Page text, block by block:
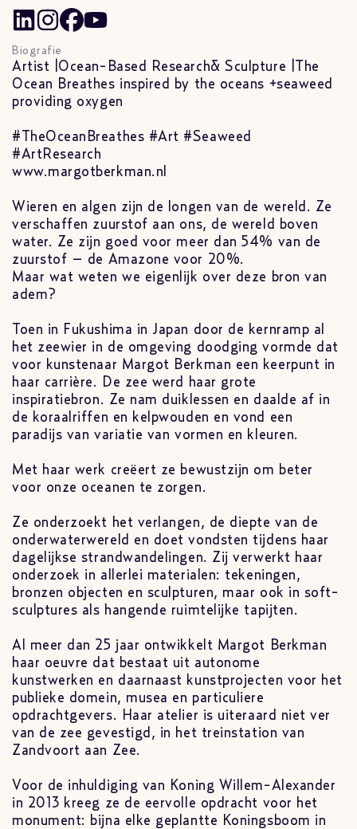
Biografie
Artist |Ocean-Based Research& Sculpture |The
Ocean Breathes inspired by the oceans +seaweed
providing oxygen
#TheOceanBreathes #Art #Seaweed
#ArtResearch
www.margotberkman.nl
Wieren en algen zijn de longen van de wereld. Ze
verschaffen zuurstof aan ons, de wereld boven
water. Ze zijn goed voor meer dan 54% van de
zuurstof – de Amazone voor 20%.
Maar wat weten we eigenlijk over deze bron van
adem?
Toen in Fukushima in Japan door de kernramp al
het zeewier in de omgeving doodging vormde dat
voor kunstenaar Margot Berkman een keerpunt in
haar carrière. De zee werd haar grote
inspiratiebron. Ze nam duiklessen en daalde af in
de koraalriffen en kelpwouden en vond een
paradijs van variatie van vormen en kleuren.
Met haar werk creëert ze bewustzijn om beter
voor onze oceanen te zorgen.
Ze onderzoekt het verlangen, de diepte van de
onderwaterwereld en doet vondsten tijdens haar
dagelijkse strandwandelingen. Zij verwerkt haar
onderzoek in allerlei materialen: tekeningen,
bronzen objecten en sculpturen, maar ook in soft-
sculptures als hangende ruimtelijke tapijten.
Al meer dan 25 jaar ontwikkelt Margot Berkman
haar oeuvre dat bestaat uit autonome
kunstwerken en daarnaast kunstprojecten voor het
publieke domein, musea en particuliere
opdrachtgevers. Haar atelier is uiteraard niet ver
van de zee gevestigd, in het treinstation van
Zandvoort aan Zee.
Voor de inhuldiging van Koning Willem-Alexander
in 2013 kreeg ze de eervolle opdracht voor het
monument: bijna elke geplantte Koningsboom in